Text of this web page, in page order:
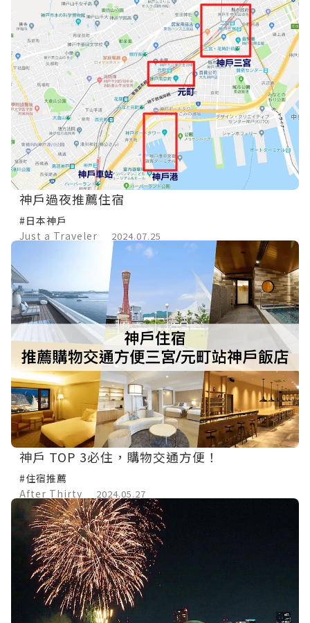
神戶過夜推薦住宿
#日本神戶
Just a Traveler
2024.07.25
神戶 TOP 3必住，購物交通方便！
#住宿推薦
After Thirty
2024.05.27